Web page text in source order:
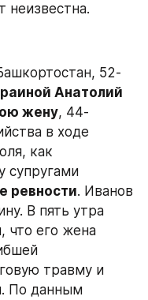
неизвестна.
52-
Анатолий
жену, 44-
в ходе
как
ревности. Иванов
В пять утра
что его жена
травму и
По данным